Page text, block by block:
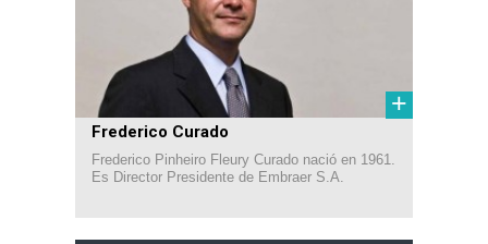
+
Frederico Curado
Frederico Pinheiro Fleury Curado nació en 1961.
Es Director Presidente de Embraer S.A.